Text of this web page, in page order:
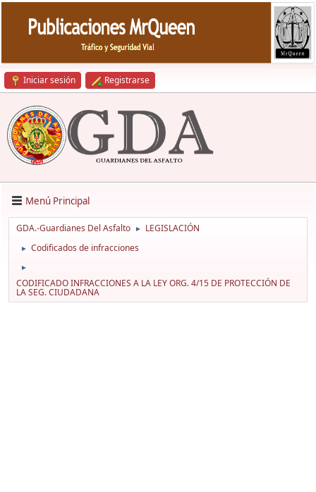
Iniciar sesión Registrarse
Menú Principal
GDA.-Guardianes Del Asfalto ► LEGISLACIÓN
► Codificados de infracciones
►
CODIFICADO INFRACCIONES A LA LEY ORG. 4/15 DE PROTECCIÓN DE
LA SEG. CIUDADANA